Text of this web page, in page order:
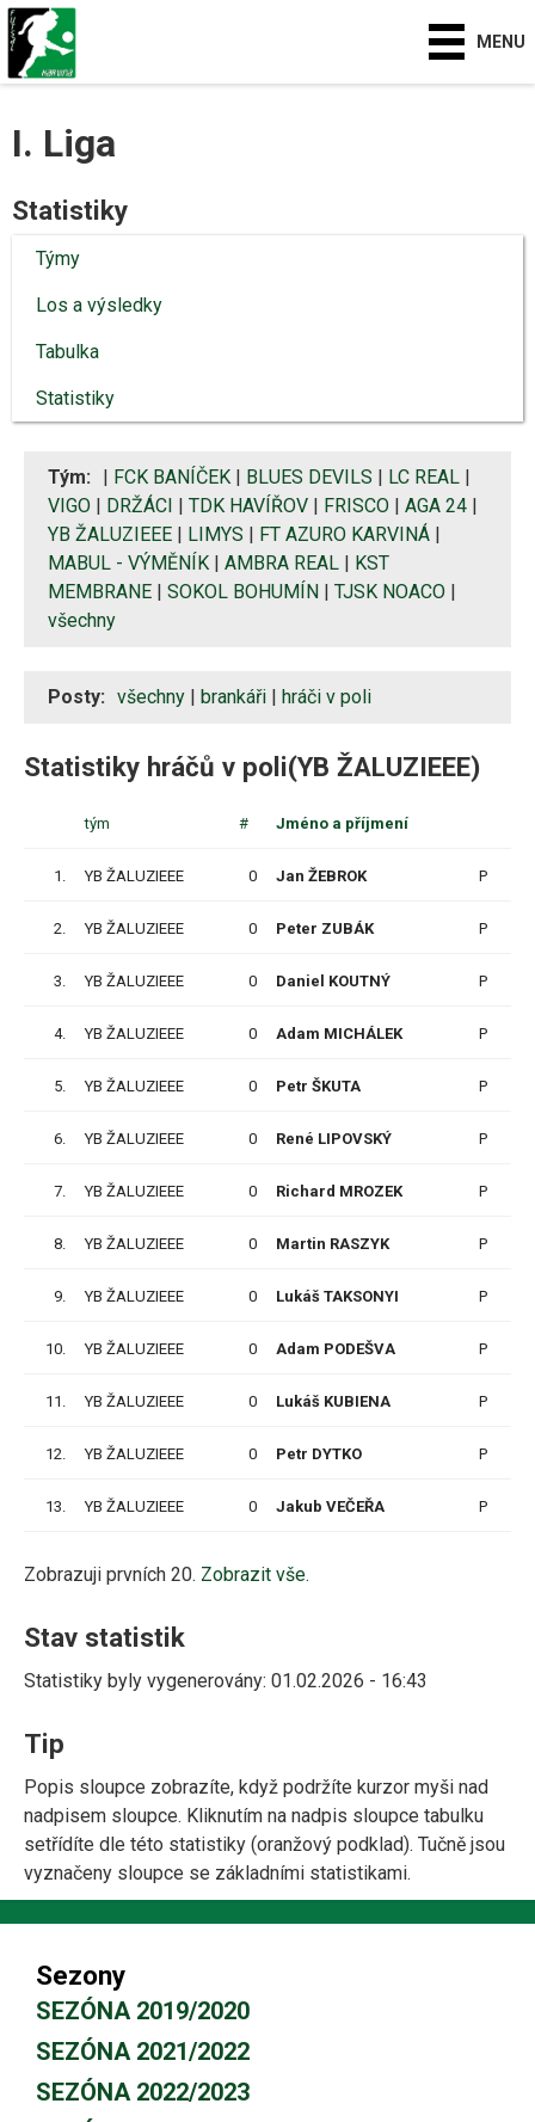
MENU
I. Liga
Statistiky
Týmy
Los a výsledky
Tabulka
Statistiky
Tým: FCK BANÍČEK BLUES DEVILS LC REAL
VIGO
DRŽÁCI TDK HAVÍŘOV FRISCO AGA 24
YB ŽALUZIEEE
LIMYS FT AZURO KARVINÁ
MABUL - VÝMĚNÍK
AMBRA REAL
KST
MEMBRANE
SOKOL BOHUMÍN TJSK NOACO
všechny
Posty: všechny brankáři hráči v poli
Statistiky hráčů v poli(YB ŽALUZIEEE)
tým # Jméno a příjmení
1. YB ŽALUZIEEE 0 Jan ŽEBROK P
2. YB ŽALUZIEEE 0 Peter ZUBÁK P
3. YB ŽALUZIEEE 0 Daniel KOUTNÝ P
4. YB ŽALUZIEEE 0 Adam MICHÁLEK P
5. YB ŽALUZIEEE 0 Petr ŠKUTA P
6. YB ŽALUZIEEE 0 René LIPOVSKÝ P
7. YB ŽALUZIEEE 0 Richard MROZEK P
8. YB ŽALUZIEEE 0 Martin RASZYK P
9. YB ŽALUZIEEE 0 Lukáš TAKSONYI P
10. YB ŽALUZIEEE 0 Adam PODEŠVA P
11. YB ŽALUZIEEE 0 Lukáš KUBIENA P
12. YB ŽALUZIEEE 0 Petr DYTKO P
13. YB ŽALUZIEEE 0 Jakub VEČEŘA P
Zobrazuji prvních 20. Zobrazit vše.
Stav statistik
Statistiky byly vygenerovány: 01.02.2026 - 16:43
Tip
Popis sloupce zobrazíte, když podržíte kurzor myši nad
nadpisem sloupce. Kliknutím na nadpis sloupce tabulku
setřídíte dle této statistiky (oranžový podklad). Tučně jsou
vyznačeny sloupce se základními statistikami.
Sezony
SEZÓNA 2019/2020
SEZÓNA 2021/2022
SEZÓNA 2022/2023